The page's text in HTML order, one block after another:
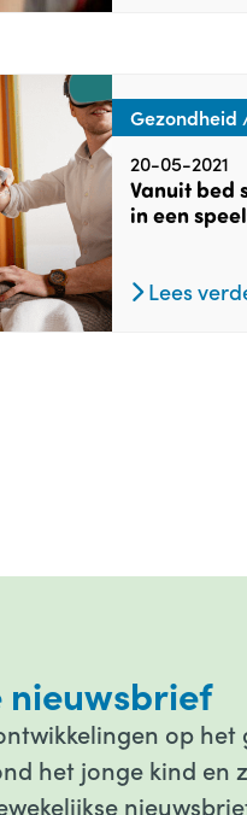
Gezondheid
20-05-2021
Vanuit bed
in een
Lees
nieuwsbrief
op het
het jonge kind en